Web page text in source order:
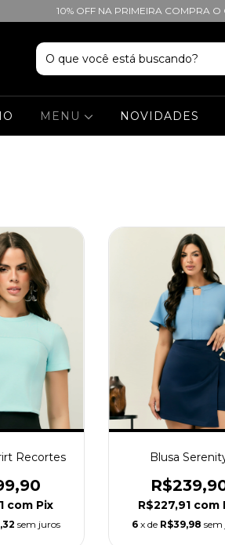
10% OFF NA PRIMEIRA COMPRA
MENU NOVIDADES
Recortes
com Pix
sem juros
Blusa
R$227,91 com
6 x de R$39,98 sem